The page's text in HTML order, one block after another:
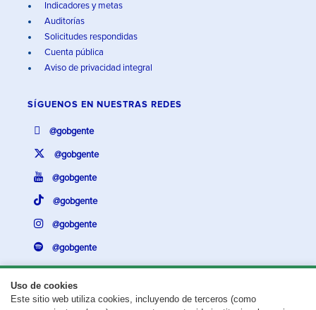
Uso de cookies
Este sitio web utiliza cookies, incluyendo de terceros (como
Indicadores y metas
Auditorías
Solicitudes respondidas
Cuenta pública
Aviso de privacidad integral
SÍGUENOS EN NUESTRAS REDES
@gobgente
@gobgente
@gobgente
@gobgente
@gobgente
@gobgente
¿Existe algún problema con esta página?Repórtalo aquí.